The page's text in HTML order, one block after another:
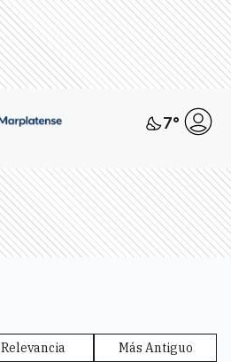
7°
Relevancia Más Antiguo